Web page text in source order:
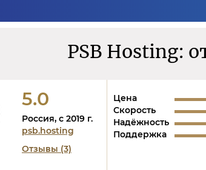
PSB Hosting:
5.0
Россия, c 2019 г.
psb.hosting
Отзывы (3)
Цена
Скорость
Надёжность
Поддержка